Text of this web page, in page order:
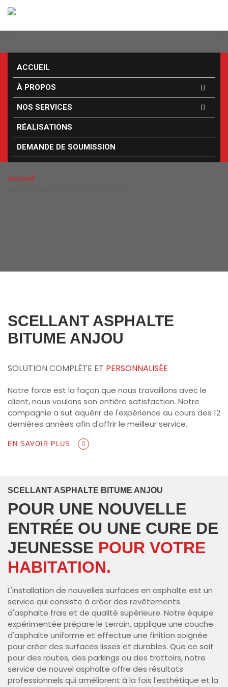
ACCUEIL
À PROPOS
NOS SERVICES
RÉALISATIONS
DEMANDE DE SOUMISSION
SCELLANT ASPHALTE
BITUME ANJOU
Accueil
SCELLANT ASPHALTE
BITUME ANJOU
SOLUTION COMPLÈTE ET PERSONNALISÉE
Notre force est la façon que nous travaillons avec le
client, nous voulons son entière satisfaction. Notre
compagnie a sut aquérir de l'expérience au cours des 12
dernières années afin d'offrir le meilleur service.
EN SAVOIR PLUS
SCELLANT ASPHALTE BITUME ANJOU
POUR UNE NOUVELLE
ENTRÉE OU UNE CURE DE
JEUNESSE POUR VOTRE
HABITATION.
L'installation de nouvelles surfaces en asphalte est un
service qui consiste à créer des revêtements
d'asphalte frais et de qualité supérieure. Notre équipe
expérimentée prépare le terrain, applique une couche
d'asphalte uniforme et effectue une finition soignée
pour créer des surfaces lisses et durables. Que ce soit
pour des routes, des parkings ou des trottoirs, notre
service de nouvel asphalte offre des résultats
professionnels qui améliorent à la fois l'esthétique et la